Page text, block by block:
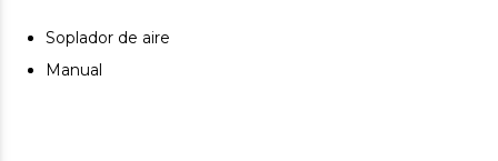
Soplador de aire
Manual